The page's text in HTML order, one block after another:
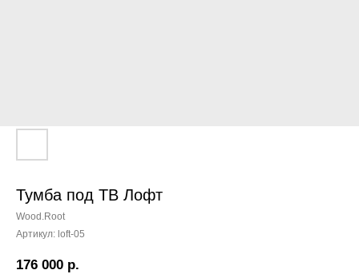
Тумба под ТВ Лофт
Wood.Root
Артикул: loft-05
176 000 р.